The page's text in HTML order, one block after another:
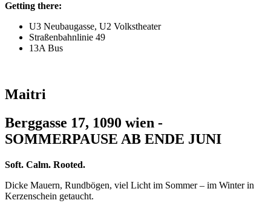
Getting there:
U3 Neubaugasse, U2 Volkstheater
Straßenbahnlinie 49
13A Bus
Maitri
Berggasse 17, 1090 wien -
SOMMERPAUSE AB ENDE JUNI
Soft. Calm. Rooted.
Dicke Mauern, Rundbögen, viel Licht im Sommer – im Winter in
Kerzenschein getaucht.